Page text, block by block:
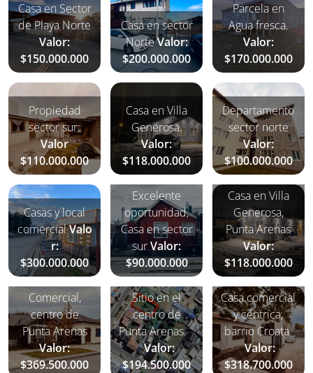
Casa en Sector
de Playa Norte
Valor:
$150.000.000
Casa en sector
NorteValor:
$200.000.000
Parcela en
Agua fresca.
Valor:
$170.000.000
Propiedad
sector sur:
Valor
$110.000.000
Casa en Villa
Generosa.
Valor:
$118.000.000
Departamento
sector norte
Valor:
$100.000.000
Casas y local
comercialValo
r:
$300.000.000
Excelente
oportunidad,
Casa en sector
surValor:
$90.000.000
Casa en Villa
Generosa,
Punta Arenas
Valor:
$118.000.000
Casa
Comercial,
centro de
Punta Arenas
Valor:
$369.500.000
Sitio en el
centro de
Punta Arenas.
Valor:
$194.500.000
Casa comercial
y céntrica,
barrio Croata
Valor:
$318.700.000